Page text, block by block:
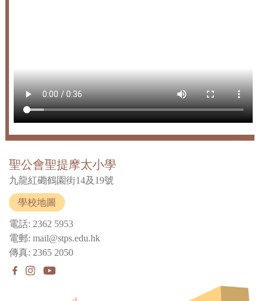
聖公會聖提摩太小學
九龍紅磡鶴園街14及19號
學校地圖
電話: 2362 5953
電郵: mail@stps.edu.hk
傳真: 2365 2050